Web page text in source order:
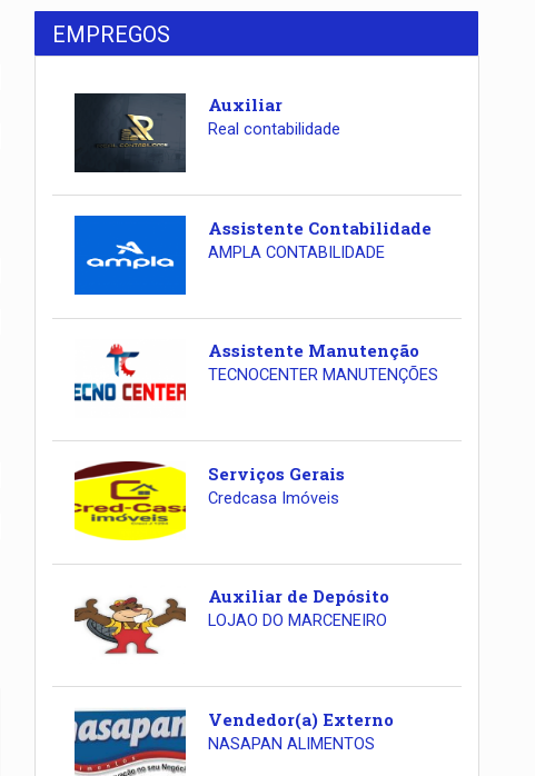
EMPREGOS
Auxiliar
Real contabilidade
Assistente Contabilidade
AMPLA CONTABILIDADE
Assistente Manutenção
TECNOCENTER MANUTENÇÕES
Serviços Gerais
Credcasa Imóveis
Auxiliar de Depósito
LOJAO DO MARCENEIRO
Vendedor(a) Externo
NASAPAN ALIMENTOS